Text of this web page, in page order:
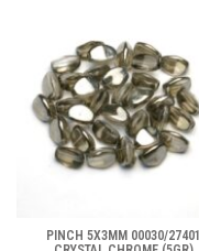
PINCH 5X3MM 00030/27401